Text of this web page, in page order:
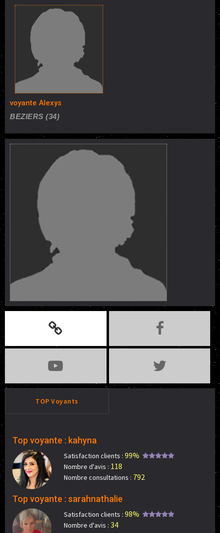
voyante Alexys
BEZIERS (34)
TOP Voyants
Top voyante : kahyna
Satisfaction clients : 99%
Nombre d'avis : 118
Nombre consultations : 792
Top voyante : sarahnathalie
Satisfaction clients : 98%
Nombre d'avis : 34